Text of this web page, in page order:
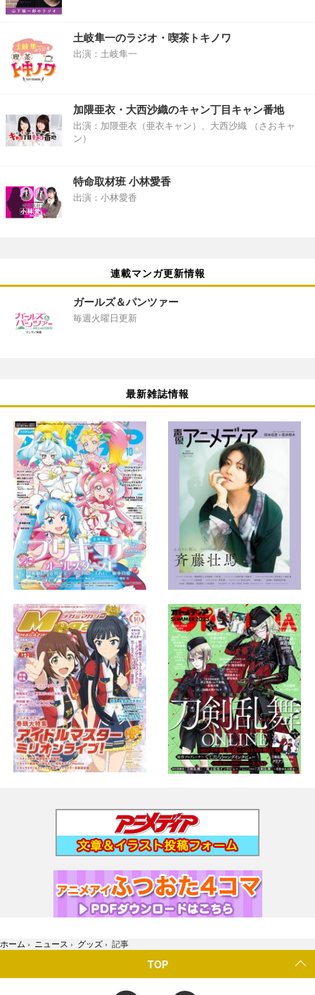
土岐隼一のラジオ・喫茶トキノワ
出演：土岐隼一
加隈亜衣・大西沙織のキャン丁目キャン番地
出演：加隈亜衣（亜衣キャン）、大西沙織 （さおキャ
ン）
特命取材班 小林愛香
出演：小林愛香
連載マンガ更新情報
ガールズ＆パンツァー
毎週火曜日更新
最新雑誌情報
ホーム › ニュース › グッズ › 記事
TOP